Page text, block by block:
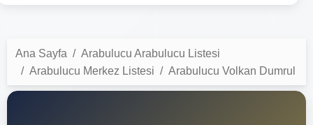
Ana Sayfa
Arabulucu Arabulucu Listesi
Arabulucu Merkez Listesi
Arabulucu Volkan Dumrul